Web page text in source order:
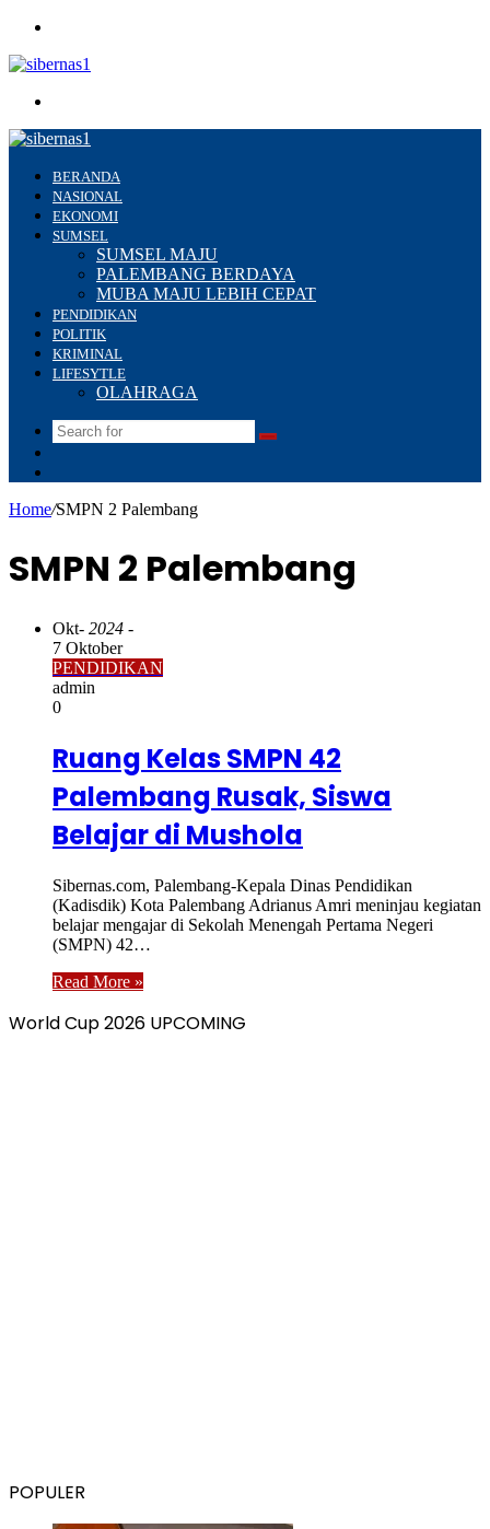
BERANDA
NASIONAL
EKONOMI
SUMSEL
SUMSEL MAJU
PALEMBANG BERDAYA
MUBA MAJU LEBIH CEPAT
PENDIDIKAN
POLITIK
KRIMINAL
LIFESYTLE
OLAHRAGA
Search
Home/SMPN 2 Palembang
SMPN 2 Palembang
Okt- 2024 -
7 Oktober
PENDIDIKAN
admin
0
Ruang Kelas SMPN 42
Palembang Rusak, Siswa
Belajar di Mushola
Sibernas.com, Palembang-Kepala Dinas Pendidikan
(Kadisdik) Kota Palembang Adrianus Amri meninjau kegiatan
belajar mengajar di Sekolah Menengah Pertama Negeri
(SMPN) 42…
Read More »
World Cup 2026 UPCOMING
POPULER